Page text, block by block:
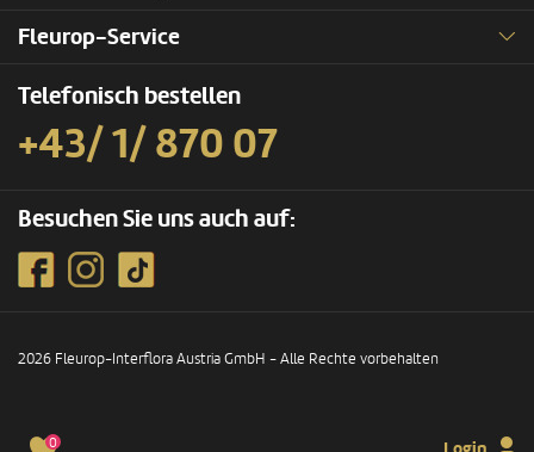
0
Fleurop-Service
Telefonisch bestellen
+43/ 1/ 870 07
Besuchen Sie uns auch auf:
2026 Fleurop-Interflora Austria GmbH - Alle Rechte vorbehalten